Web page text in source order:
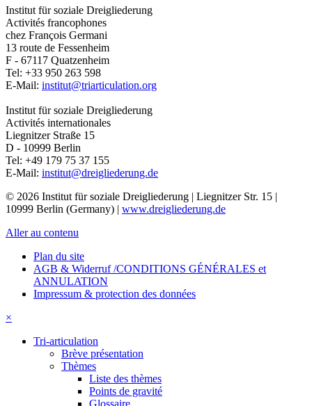
Institut für soziale Dreigliederung
Activités francophones
chez François Germani
13 route de Fessenheim
F - 67117 Quatzenheim
Tel: +33 950 263 598
E-Mail: institut@triarticulation.org
Institut für soziale Dreigliederung
Activités internationales
Liegnitzer Straße 15
D - 10999 Berlin
Tel: +49 179 75 37 155
E-Mail: institut@dreigliederung.de
© 2026 Institut für soziale Dreigliederung | Liegnitzer Str. 15 |
10999 Berlin (Germany) | www.dreigliederung.de
Aller au contenu
Plan du site
AGB & Widerruf /CONDITIONS GÉNÉRALES et
ANNULATION
Impressum & protection des données
×
Tri-articulation
Brève présentation
Thèmes
Liste des thèmes
Points de gravité
Glossaire